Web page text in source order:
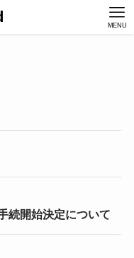
MENU
続開始決定について